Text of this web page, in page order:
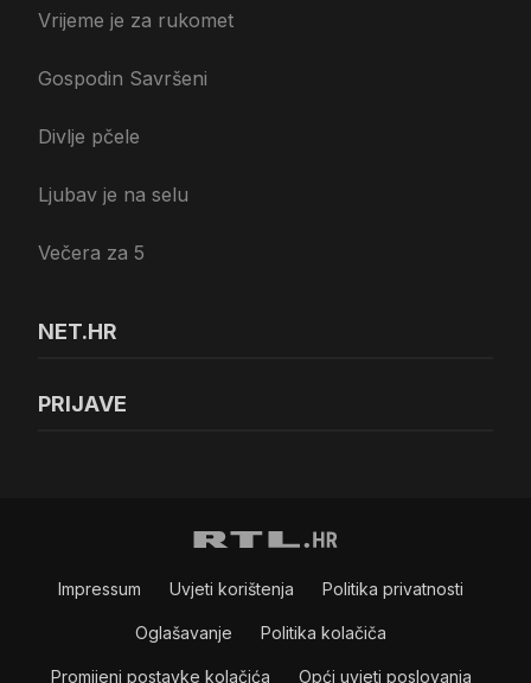
Vrijeme je za rukomet
Gospodin Savršeni
Divlje pčele
Ljubav je na selu
Večera za 5
NET.HR
PRIJAVE
Impressum Uvjeti korištenja Politika privatnosti
Oglašavanje Politika kolačiča
Promijeni postavke kolačića Opći uvjeti poslovanja